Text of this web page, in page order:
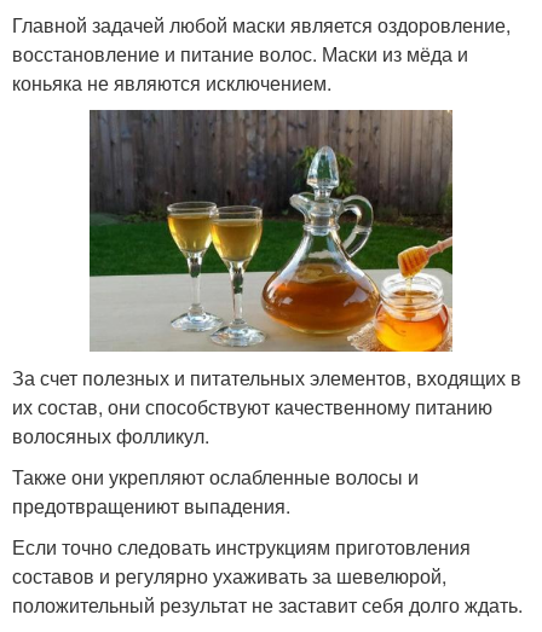
Главной задачей любой маски является оздоровление,
восстановление и питание волос. Маски из мёда и
коньяка не являются исключением.
За счет полезных и питательных элементов, входящих в
их состав, они способствуют качественному питанию
волосяных фолликул.
Также они укрепляют ослабленные волосы и
предотвращениют выпадения.
Если точно следовать инструкциям приготовления
составов и регулярно ухаживать за шевелюрой,
положительный результат не заставит себя долго ждать.